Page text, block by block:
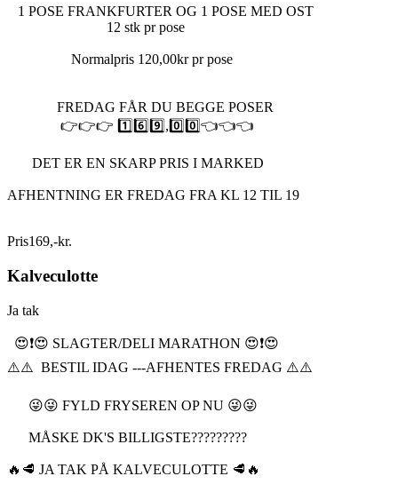
1 POSE FRANKFURTER OG 1 POSE MED OST
12 stk pr pose
Normalpris 120,00kr pr pose
FREDAG FÅR DU BEGGE POSER
👉👉👉 1️⃣6️⃣9️⃣,0️⃣0️⃣👈👈👈
DET ER EN SKARP PRIS I MARKED
AFHENTNING ER FREDAG FRA KL 12 TIL 19
Pris169,-kr.
Kalveculotte
Ja tak
😍❗️😍 SLAGTER/DELI MARATHON 😍❗️😍
⚠️⚠️ BESTIL IDAG ---AFHENTES FREDAG ⚠️⚠️
😜😜 FYLD FRYSEREN OP NU 😜😜
MÅSKE DK'S BILLIGSTE?????????
🔥🥩 JA TAK PÅ KALVECULOTTE 🥩🔥